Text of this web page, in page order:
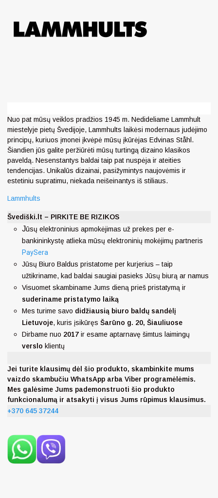
Nuo pat mūsų veiklos pradžios 1945 m. Nedideliame Lammhult
miestelyje pietų Švedijoje, Lammhults laikėsi modernaus judėjimo
principų, kuriuos įmonei įkvėpė mūsų įkūrėjas Edvinas Ståhl.
Šiandien jūs galite peržiūrėti mūsų turtingą dizaino klasikos
paveldą. Nesenstantys baldai taip pat nuspėja ir ateities
tendencijas. Unikalūs dizainai, pasižymintys naujovėmis ir
estetiniu supratimu, niekada neišeinantys iš stiliaus.
Lammhults
Švediški.lt – PIRKITE BE RIZIKOS
Jūsų elektroninius apmokėjimas už prekes per e-
bankininkystę atlieka mūsų elektroninių mokėjimų partneris
PaySera
Jūsų Biuro Baldus pristatome per kurjerius – taip
užtikriname, kad baldai saugiai pasieks Jūsų biurą ar namus
Visuomet skambiname Jums dieną prieš pristatymą ir
suderiname pristatymo laiką
Mes turime savo didžiausią biuro baldų sandėlį
Lietuvoje, kuris įsikūręs Šarūno g. 20, Šiauliuose
Dirbame nuo 2017 ir esame aptarnavę šimtus laimingų
verslo klientų
Jei turite klausimų dėl šio produkto, skambinkite mums
vaizdo skambučiu WhatsApp arba Viber programėlėmis.
Mes galėsime Jums pademonstruoti šio produkto
funkcionalumą ir atsakyti į visus Jums rūpimus klausimus.
+370 645 37244